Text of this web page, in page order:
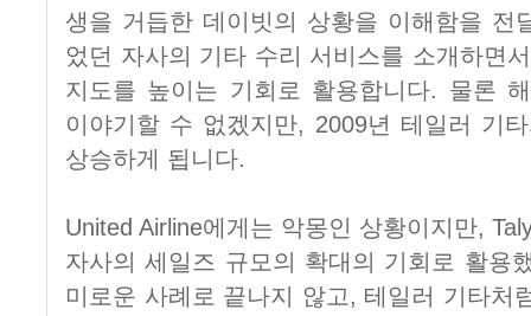
생을 거듭한 데이빗의 상황을 이해함을 전
었던 자사의 기타 수리 서비스를 소개하면
지도를 높이는 기회로 활용합니다. 물론
이야기할 수 없겠지만, 2009년 테일러 기
상승하게 됩니다.
United Airline에게는 악몽인 상황이지만,
자사의 세일즈 규모의 확대의 기회로 활용
미로운 사례로 끝나지 않고, 테일러 기타처